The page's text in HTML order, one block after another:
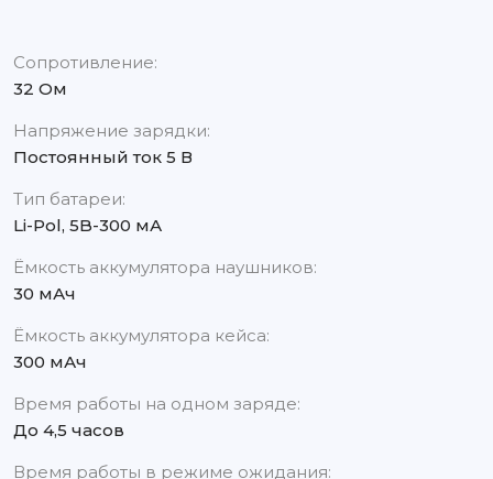
Сопротивление:
32 Ом
Напряжение зарядки:
Постоянный ток 5 В
Тип батареи:
Li-Pol, 5B-300 мА
Ёмкость аккумулятора наушников:
30 мАч
Ёмкость аккумулятора кейса:
300 мАч
Время работы на одном заряде:
До 4,5 часов
Время работы в режиме ожидания: